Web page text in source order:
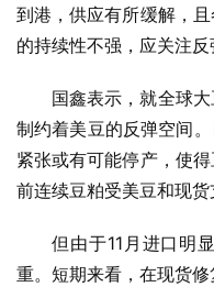
到港，供应有所缓解，
的持续性不强，应关注反
国鑫表示，就全球
制约着美豆的反弹空间
紧张或有可能停产，使
前连续豆粕受美豆和现货
但由于11月进口明
重。短期来看，在现货修